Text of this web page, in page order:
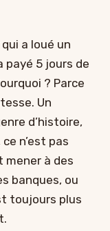
a loué un
payé 5 jours de
? Parce
Un
d’histoire,
n’est pas
mener à des
banques, ou
toujours plus